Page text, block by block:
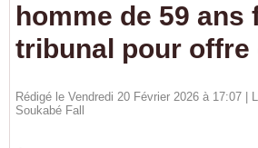
homme de 59 ans
tribunal pour offre
Rédigé le Vendredi 20 Février 2026 à 17:07 |
Soukabé Fall